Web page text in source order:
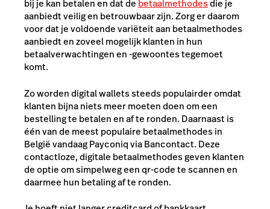
bij je kan betalen en dat de betaalmethodesdie je
aanbiedt veilig en betrouwbaar zijn. Zorg er daarom
voor dat je voldoende variëteit aan betaalmethodes
aanbiedt en zoveel mogelijk klanten in hun
betaalverwachtingen en -gewoontes tegemoet
komt.
Zo worden digital wallets steeds populairder omdat
klanten bijna niets meer moeten doen om een
bestelling te betalen en af te ronden. Daarnaast is
één van de meest populaire betaalmethodes in
BelgiëvandaagPayconiq via Bancontact. Deze
contactloze, digitale betaalmethodes geven klanten
de optie om simpelweg een qr-code te scannen en
daarmee hun betaling af te ronden.